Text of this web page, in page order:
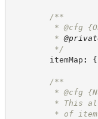
/**
* @cfg
*
*/
itemMap : {
/**
* @cfg
* This allows
* of items